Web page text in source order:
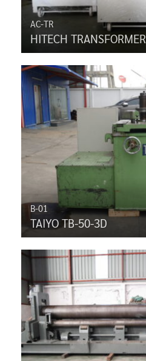
AC-TR
HITECH TRANSFORMER
B-01
TAIYO TB-50-3D